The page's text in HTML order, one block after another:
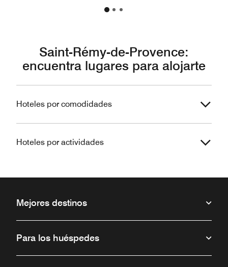
Saint-Rémy-de-Provence:
encuentra lugares para alojarte
Hoteles por comodidades
Hoteles por actividades
Mejores destinos
Para los huéspedes